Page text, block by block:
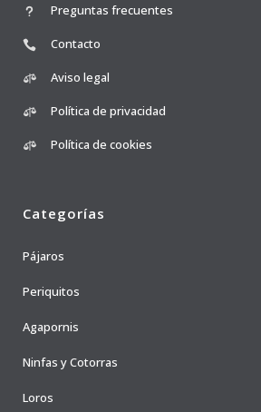
Preguntas frecuentes
Contacto
Aviso legal
Política de privacidad
Política de cookies
Categorías
Pájaros
Periquitos
Agapornis
Ninfas y Cotorras
Loros